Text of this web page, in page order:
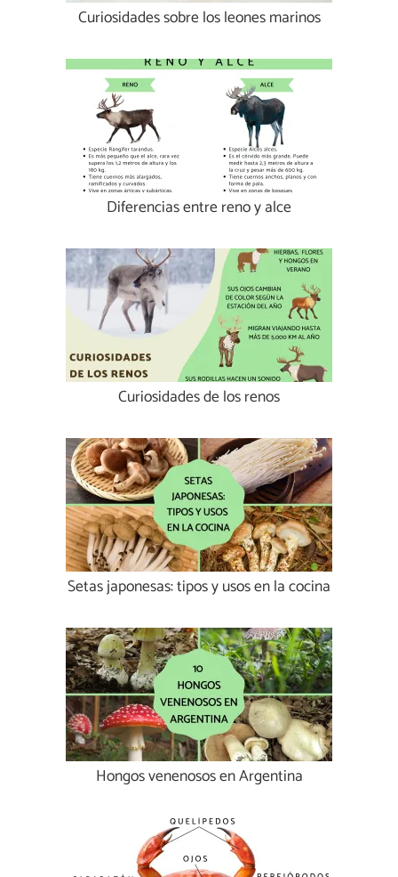
Curiosidades sobre los leones marinos
Diferencias entre reno y alce
Curiosidades de los renos
Setas japonesas: tipos y usos en la cocina
Hongos venenosos en Argentina